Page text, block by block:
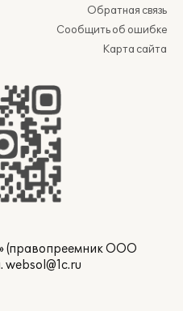
Обратная связь
Сообщить об ошибке
Карта сайта
(правопреемник ООО
websol@1c.ru